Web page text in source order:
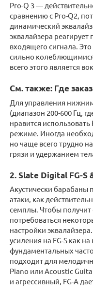
Pro-Q 3 —
сравнению с Pro-Q2,
динамический
эквалайзера
входящего сигнала.
сильно
всего этого является
См. также: Где
Для управления
(диапазон 200-600 Гц,
нравится
режиме. Иногда
но чаще всего трудно
грязи и удержанием
2. Slate Digital FG-S
Акустически барабаны
атаки, как
семплы. Чтобы получит
потребоваться
настройки
усиления на FG-S как
фундаментальных
подходит для
Piano или Acoustic
и агрессивный, FG-A